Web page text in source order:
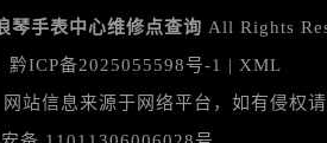
琴手表中心维修点查询 All Rights
黔ICP备2025055598号-1 | XML
站信息来源于网络平台，如有侵权